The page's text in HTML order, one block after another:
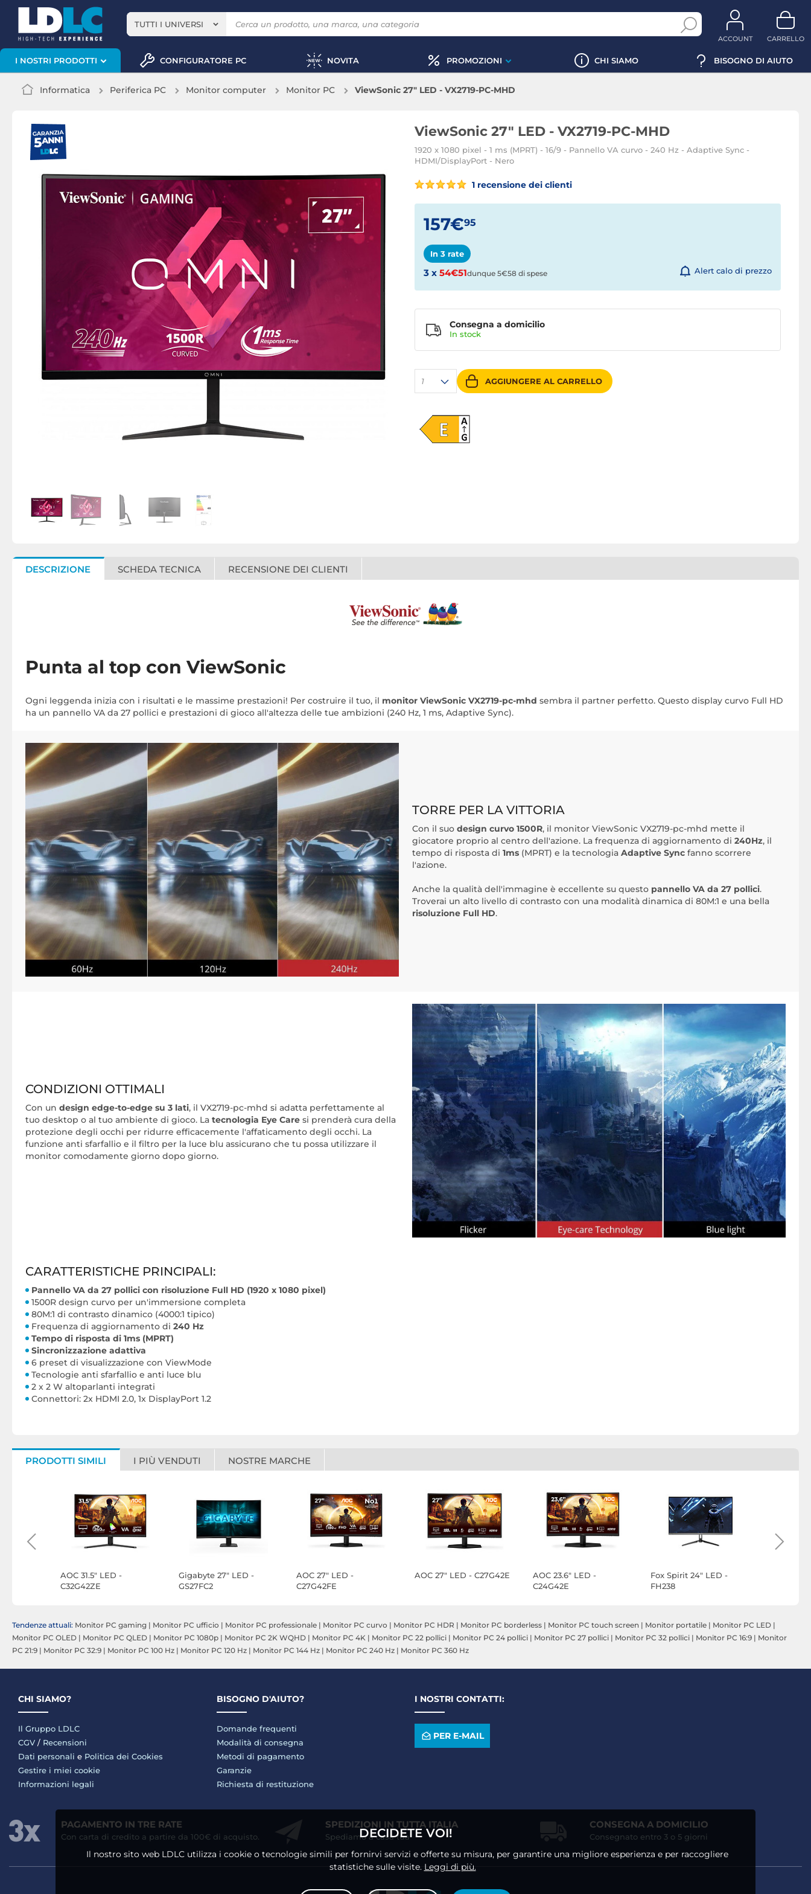
TUTTI I UNIVERSI
ACCOUNT CARRELLO
I NOSTRI PRODOTTI CONFIGURATORE PC NOVITA PROMOZIONI CHI SIAMO BISOGNO DI AIUTO
Informatica Periferica PC Monitor computer Monitor PC ViewSonic 27" LED - VX2719-PC-MHD
ViewSonic 27" LED - VX2719-PC-MHD
1920 x 1080 pixel - 1 ms (MPRT) - 16/9 - Pannello VA curvo - 240 Hz - Adaptive Sync -
HDMI/DisplayPort - Nero
1 recensione dei clienti
157€95
In 3 rate
3 x 54€51dunque 5€58 di spese Alert calo di prezzo
1 AGGIUNGERE AL CARRELLO
Consegna a domicilio
In stock
DESCRIZIONE SCHEDA TECNICA RECENSIONE DEI CLIENTI
Punta al top con ViewSonic
Ogni leggenda inizia con i risultati e le massime prestazioni! Per costruire il tuo, il monitor ViewSonic VX2719-pc-mhd sembra il partner perfetto. Questo display curvo Full HD
ha un pannello VA da 27 pollici e prestazioni di gioco all'altezza delle tue ambizioni (240 Hz, 1 ms, Adaptive Sync).
TORRE PER LA VITTORIA
Con il suo design curvo 1500R, il monitor ViewSonic VX2719-pc-mhd mette il
giocatore proprio al centro dell'azione. La frequenza di aggiornamento di 240Hz, il
tempo di risposta di 1ms (MPRT) e la tecnologia Adaptive Sync fanno scorrere
l'azione.
Anche la qualità dell'immagine è eccellente su questo pannello VA da 27 pollici.
Troverai un alto livello di contrasto con una modalità dinamica di 80M:1 e una bella
risoluzione Full HD.
CONDIZIONI OTTIMALI
Con un design edge-to-edge su 3 lati, il VX2719-pc-mhd si adatta perfettamente al
tuo desktop o al tuo ambiente di gioco. La tecnologia Eye Care si prenderà cura della
protezione degli occhi per ridurre efficacemente l'affaticamento degli occhi. La
funzione anti sfarfallio e il filtro per la luce blu assicurano che tu possa utilizzare il
monitor comodamente giorno dopo giorno.
CARATTERISTICHE PRINCIPALI:
Pannello VA da 27 pollici con risoluzione Full HD (1920 x 1080 pixel)
1500R design curvo per un'immersione completa
80M:1 di contrasto dinamico (4000:1 tipico)
Frequenza di aggiornamento di 240 Hz
Tempo di risposta di 1ms (MPRT)
Sincronizzazione adattiva
6 preset di visualizzazione con ViewMode
Tecnologie anti sfarfallio e anti luce blu
2 x 2 W altoparlanti integrati
Connettori: 2x HDMI 2.0, 1x DisplayPort 1.2
PRODOTTI SIMILI I PIÙ VENDUTI NOSTRE MARCHE
AOC 31.5" LED -
C32G42ZE
Gigabyte 27" LED -
GS27FC2
AOC 27" LED -
C27G42FE
AOC 27" LED - C27G42E
AOC 23.6" LED -
C24G42E
Fox Spirit 24" LED -
FH238
Tendenze attuali: Monitor PC gaming | Monitor PC ufficio | Monitor PC professionale | Monitor PC curvo | Monitor PC HDR | Monitor PC borderless | Monitor PC touch screen | Monitor portatile | Monitor PC LED |
Monitor PC OLED | Monitor PC QLED | Monitor PC 1080p | Monitor PC 2K WQHD | Monitor PC 4K | Monitor PC 22 pollici | Monitor PC 24 pollici | Monitor PC 27 pollici | Monitor PC 32 pollici | Monitor PC 16:9 | Monitor
PC 21:9 | Monitor PC 32:9 | Monitor PC 100 Hz | Monitor PC 120 Hz | Monitor PC 144 Hz | Monitor PC 240 Hz | Monitor PC 360 Hz
CHI SIAMO?
Il Gruppo LDLC
CGV / Recensioni
Dati personali e Politica dei Cookies
Gestire i miei cookie
Informazioni legali
BISOGNO D'AIUTO?
Domande frequenti
Modalità di consegna
Metodi di pagamento
Garanzie
Richiesta di restituzione
I NOSTRI CONTATTI:
PER E-MAIL
PAGAMENTO IN TRE RATE
Con carta di credito a partire da 100€ di acquisto.
SPEDIZIONI IN TUTTA ITALIA
Spediamo a casa tua
CONSEGNA A DOMICILIO
Consegnato entro 3 o 5 giorni
DECIDETE VOI!
Il nostro sito web LDLC utilizza i cookie o tecnologie simili per fornirvi servizi e offerte su misura, per garantire una migliore esperienza e per raccogliere
statistiche sulle visite. Leggi di più.